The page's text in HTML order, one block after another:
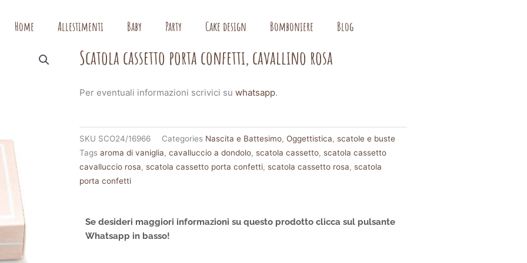
Home Allestimenti Baby Party Cake design Bomboniere Blog
Scatola cassetto porta confetti, cavallino rosa
Per eventuali informazioni scrivici suwhatsapp.
SKU SCO24/16966 Categories Nascita e Battesimo,Oggettistica,scatole e buste
Tags aroma di vaniglia,cavalluccio a dondolo,scatola cassetto,scatola cassetto
cavalluccio rosa,scatola cassetto porta confetti,scatola cassetto rosa,scatola
porta confetti
Se desideri maggiori informazioni su questo prodotto clicca sul pulsante
Whatsapp in basso!